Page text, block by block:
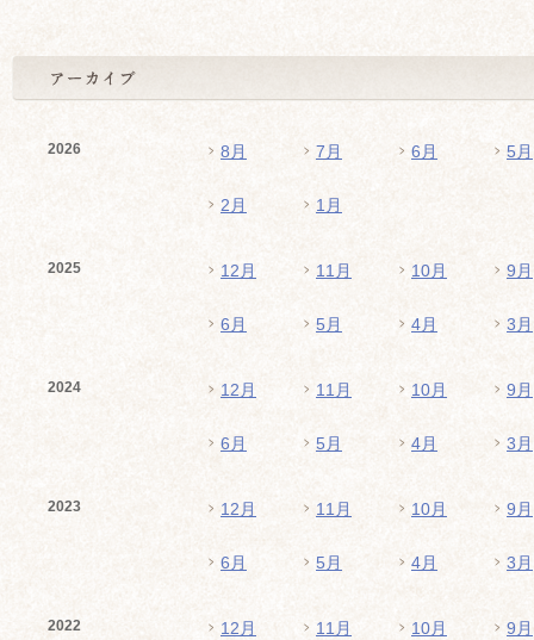
2026 8月 7月 6月 5月
2月 1月
2025 12月 11月 10月 9月
6月 5月 4月 3月
2024 12月 11月 10月 9月
6月 5月 4月 3月
2023 12月 11月 10月 9月
6月 5月 4月 3月
2022 12月 11月 10月 9月